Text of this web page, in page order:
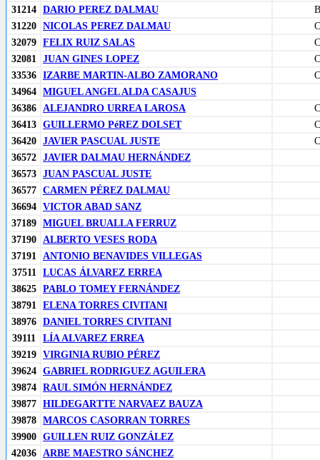
31214 DARIO PEREZ DALMAU
B
31220 NICOLAS PEREZ DALMAU
C
32079 FELIX RUIZ SALAS
C
32081 JUAN GINES LOPEZ
C
33536 IZARBE MARTIN-ALBO ZAMORANO
C
34964 MIGUEL ANGEL ALDA CASAJUS
36386 ALEJANDRO URREA LAROSA
C
36413 GUILLERMO PéREZ DOLSET
C
36420 JAVIER PASCUAL JUSTE
C
36572 JAVIER DALMAU HERNÁNDEZ
36573 JUAN PASCUAL JUSTE
36577 CARMEN PÉREZ DALMAU
36694 VICTOR ABAD SANZ
37189 MIGUEL BRUALLA FERRUZ
37190 ALBERTO VESES RODA
37191 ANTONIO BENAVIDES VILLEGAS
37511 LUCAS ÁLVAREZ ERREA
38625 PABLO TOMEY FERNÁNDEZ
38791 ELENA TORRES CIVITANI
38976 DANIEL TORRES CIVITANI
39111
LÍA ALVAREZ ERREA
39219 VIRGINIA RUBIO PÉREZ
39624 GABRIEL RODRIGUEZ AGUILERA
39874 RAUL SIMÓN HERNÁNDEZ
39877 HILDEGARTTE NARVAEZ BAUZA
39878 MARCOS CASORRAN TORRES
39900 GUILLEN RUIZ GONZÁLEZ
42036 ARBE MAESTRO SÁNCHEZ